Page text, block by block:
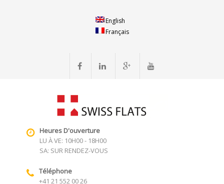
English
Français
Heures D'ouverture
LU À VE: 10H00 - 18H00
SA: SUR RENDEZ-VOUS
Téléphone
+41 21 552 00 26